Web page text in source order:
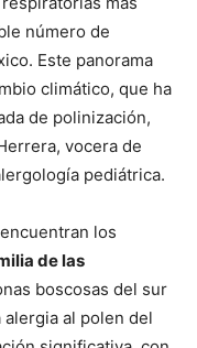
número de
Este panorama
climático, que ha
de polinización,
vocera de
pediátrica.
los
de las
boscosas del sur
alergia al polen del